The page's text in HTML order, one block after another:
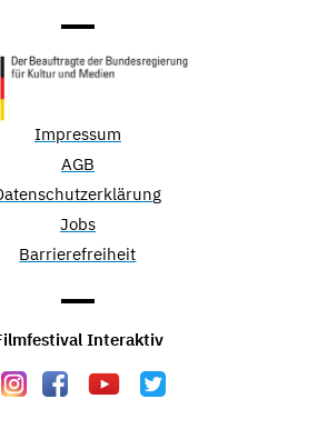
Impressum
AGB
Jobs
Barrierefreiheit
Interaktiv